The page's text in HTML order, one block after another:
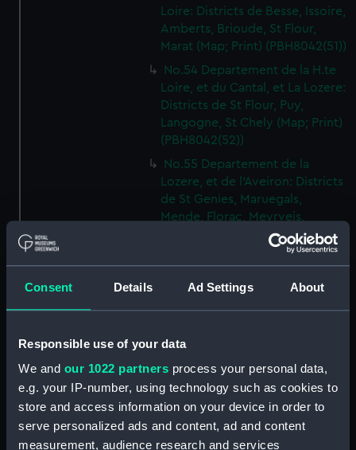
Consent Details Ad Settings About
Responsible use of your data
We and our 1022 partners process your personal data,
e.g. your IP-number, using technology such as cookies to
store and access information on your device in order to
serve personalized ads and content, ad and content
measurement, audience research and services
Loire: Districts de Besse, Issoire,
Amberts, Brioude, St Flour,
Marat (Map; Print) (PBH8042(51))
No.54 Departement de la H.te
Loire, et du Cantal, et La Lozere:
Districts de St Flour, Puy,
Langogne, St Chely (Map; Print)
(PBH8042(52))
No.55 Departement de la
Lozere, et de l'Aveiron: Districts
de St Genies, Maruegals,
Mende, Florac, Meyrveis,
Severac (Map; Print)
l'Aveiron, et du Gard: Districts
de Milhau, Vigan, St Affrique
No.57 Departement de
l'Herault: Districts de Lodeve,
Bezier, St Pons (Map; Print)
(PBH8042(55))
No.58 Departement de l'Aude:
District de Narbonne (Map;